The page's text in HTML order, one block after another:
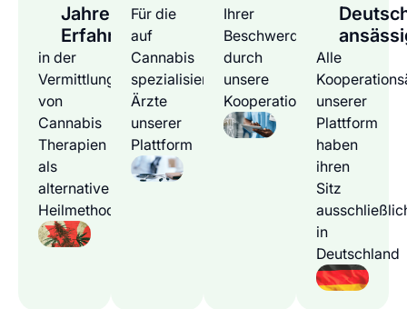
Jahre
Erfahrung
in der
Vermittlung
von
Cannabis
Therapien
als
alternative
Heilmethode
Für die
auf
Cannabis
spezialisierten
Ärzte
unserer
Plattform
Ihrer
Beschwerden
durch
unsere
Kooperationsärzte
Alle
unserer
Plattform
haben
ihren
Sitz
in
Deutschland